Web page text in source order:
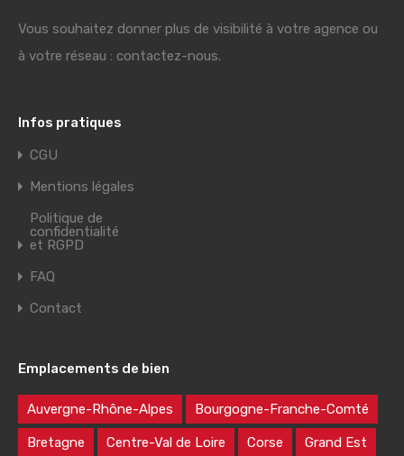
Vous souhaitez donner plus de visibilité à votre agence ou
à votre réseau : contactez-nous.
Infos pratiques
CGU
Mentions légales
Politique de
confidentialité
et RGPD
FAQ
Contact
Emplacements de bien
Auvergne-Rhône-Alpes Bourgogne-Franche-Comté
Bretagne Centre-Val de Loire Corse Grand Est